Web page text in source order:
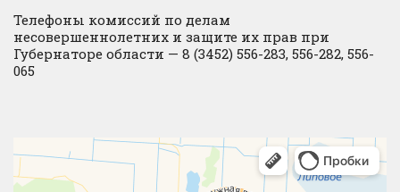
Телефоны комиссий по делам
несовершеннолетних и защите их прав при
Губернаторе области — 8 (3452) 556-283, 556-282, 556-
065